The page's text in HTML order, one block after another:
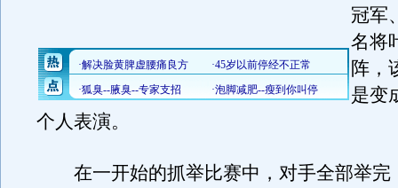
冠军
名将
阵，
是变
个人表演。
在一开始的抓举比赛中，对手全部举完